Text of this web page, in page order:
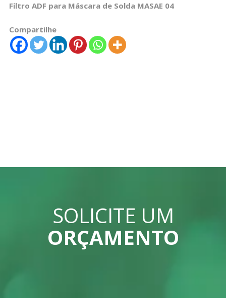
Filtro ADF para Máscara de Solda MASAE 04
Compartilhe
SOLICITE UM
ORÇAMENTO